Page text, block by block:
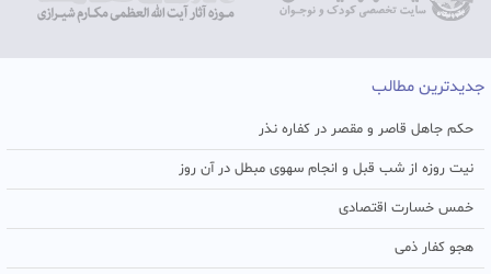
جدیدترین مطالب
حکم جاهل قاصر و مقصر در کفاره نذر
نیت روزه از شب قبل و انجام سهوی مبطل در آن روز
خمس خسارت اقتصادی
هجو کفار ذمی